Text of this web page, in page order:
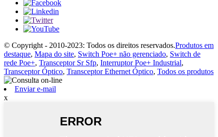
© Copyright - 2010-2023: Todos os direitos reservados.Produtos em
destaque, Mapa do site, Switch Poe+ não gerenciado, Switch de
rede Poe+, Transceptor Sr Sfp, Interruptor Poe+ Industrial,
Transceptor Óptico, Transceptor Ethernet Óptico, Todos os produtos
Enviar e-mail
x